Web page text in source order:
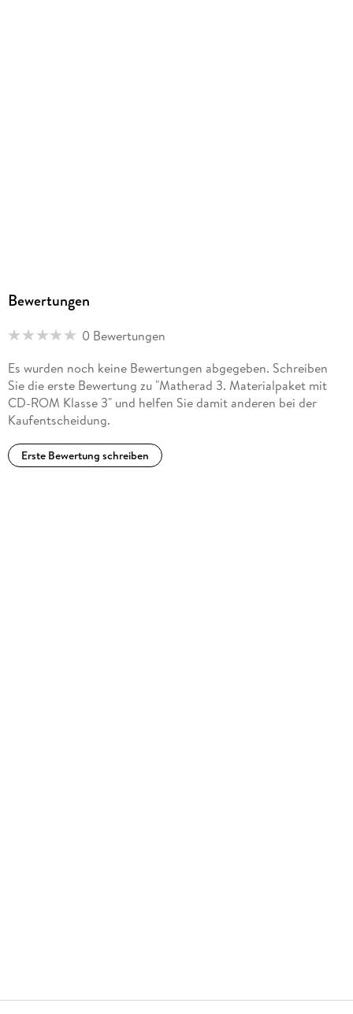
Bewertungen
0 Bewertungen
Es wurden noch keine Bewertungen abgegeben. Schreiben
Sie die erste Bewertung zu "Matherad 3. Materialpaket mit
CD-ROM Klasse 3" und helfen Sie damit anderen bei der
Kaufentscheidung.
Erste Bewertung schreiben